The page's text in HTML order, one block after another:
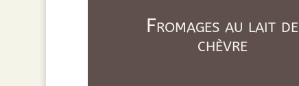
Fromages au lait de
chèvre